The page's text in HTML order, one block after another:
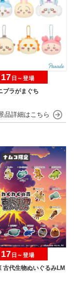
プラがまぐち
17 日～登場
古代生物ぬいぐるみLM
17 日～登場